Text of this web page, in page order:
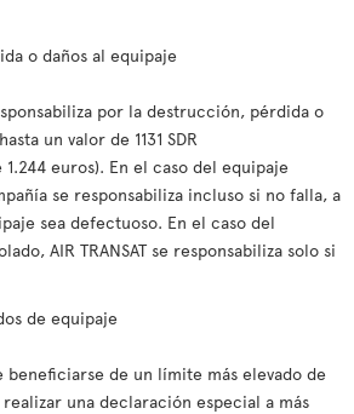
o daños al equipaje
por la destrucción, pérdida o
un valor de 1131 SDR
1.244 euros). En el caso del equipaje
se responsabiliza incluso si no falla, a
sea defectuoso. En el caso del
AIR TRANSAT se responsabiliza solo si
de equipaje
beneficiarse de un límite más elevado de
una declaración especial a más